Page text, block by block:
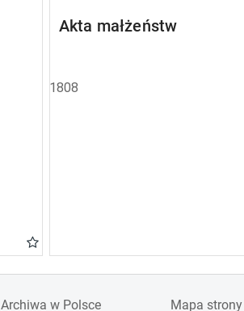
Akta małżeństw
1808
Archiwa w Polsce Mapa strony